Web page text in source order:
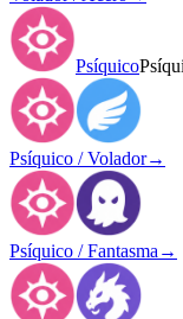
Psíquico
Psíquico / Volador→
Psíquico / Fantasma →